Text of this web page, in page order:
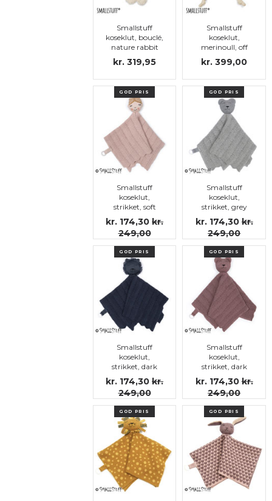
Smallstuff
koseklut, bouclé,
nature rabbit
kr. 319,95
Smallstuff
koseklut,
merinoull, off
white rabbit
kr. 399,00
GOD PRIS
Smallstuff
koseklut,
strikket, soft
rose ballerina
kr. 174,30 kr.
249,00
GOD PRIS
Smallstuff
koseklut,
strikket, grey
melange teddy
kr. 174,30 kr.
249,00
GOD PRIS
Smallstuff
koseklut,
strikket, dark
denim lion
kr. 174,30 kr.
249,00
GOD PRIS
Smallstuff
koseklut,
strikket, dark
kr. 174,30 kr.
249,00
GOD PRIS GOD PRIS